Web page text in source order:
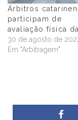
Árbitros
participam de
avaliação física
30 de agosto de
Em "Arbitragem"